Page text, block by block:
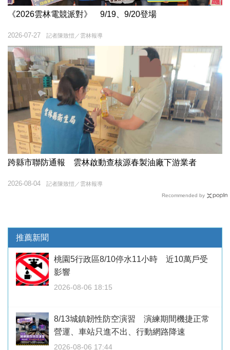
《2026雲林電競派對》 9/19、9/20登場
記者陳致愷／雲林報導
2026-07-27
跨縣市聯防通報 雲林啟動查核源春製油廠下游業者
記者陳致愷／雲林報導
2026-08-04
Recommended by
推薦新聞
桃園5行政區8/10停水11小時 近10萬戶受
影響
2026-08-06 18:15
8/13城鎮韌性防空演習 演練期間機捷正常
營運、車站只進不出、行動網路降速
2026-08-06 17:44